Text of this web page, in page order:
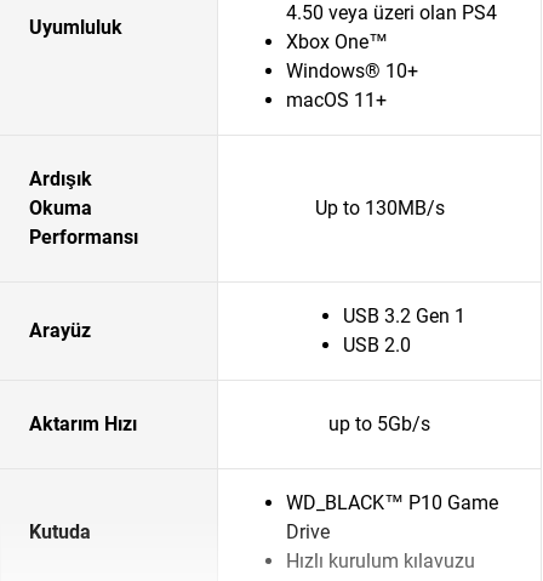
Uyumluluk
4.50 veya üzeri olan PS4
Xbox One™
Windows® 10+
macOS 11+
Ardışık
Okuma
Performansı
Up to 130MB/s
Arayüz
USB 3.2 Gen 1
USB 2.0
Aktarım Hızı up to 5Gb/s
Kutuda
WD_BLACK™ P10 Game
Drive
Hızlı kurulum kılavuzu